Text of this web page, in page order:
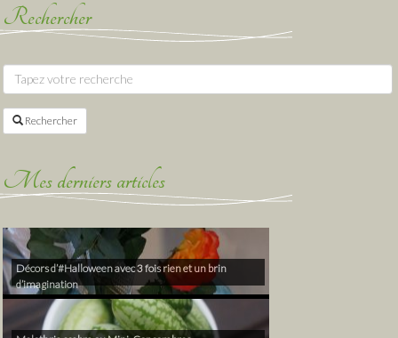
Rechercher
Rechercher
Mes derniers articles
Décors d’#Halloween avec 3 fois rien et un brin
d’imagination